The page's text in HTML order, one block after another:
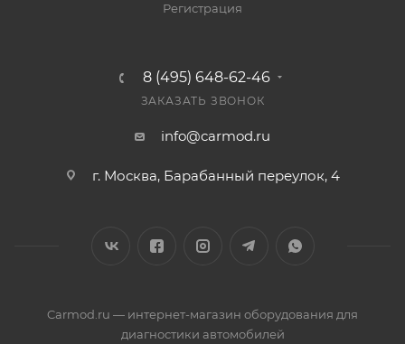
Регистрация
8 (495) 648-62-46
ЗАКАЗАТЬ ЗВОНОК
info@carmod.ru
г. Москва, Барабанный переулок, 4
Carmod.ru — интернет-магазин оборудования для
диагностики автомобилей